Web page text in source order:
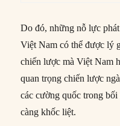
Do đó, những nỗ lực
Việt Nam có thể được lý
chiến lược mà Việt Nam
quan trọng chiến lược
các cường quốc trong
càng khốc liệt.